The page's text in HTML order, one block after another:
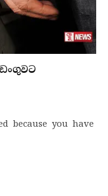
because you have